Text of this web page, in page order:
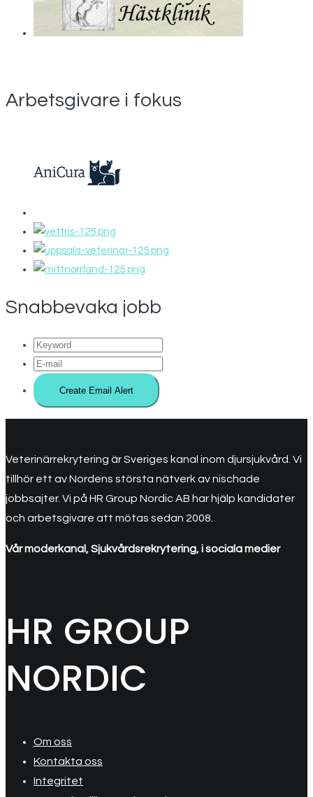
Arbetsgivare i fokus
Snabbevaka jobb
Veterinärrekrytering är Sveriges kanal inom djursjukvård. Vi
tillhör ett av Nordens största nätverk av nischade
jobbsajter. Vi på HR Group Nordic AB har hjälp kandidater
och arbetsgivare att mötas sedan 2008.
Vår moderkanal, Sjukvårdsrekrytering, i sociala medier
HR GROUP
NORDIC
Om oss
Kontakta oss
Integritet